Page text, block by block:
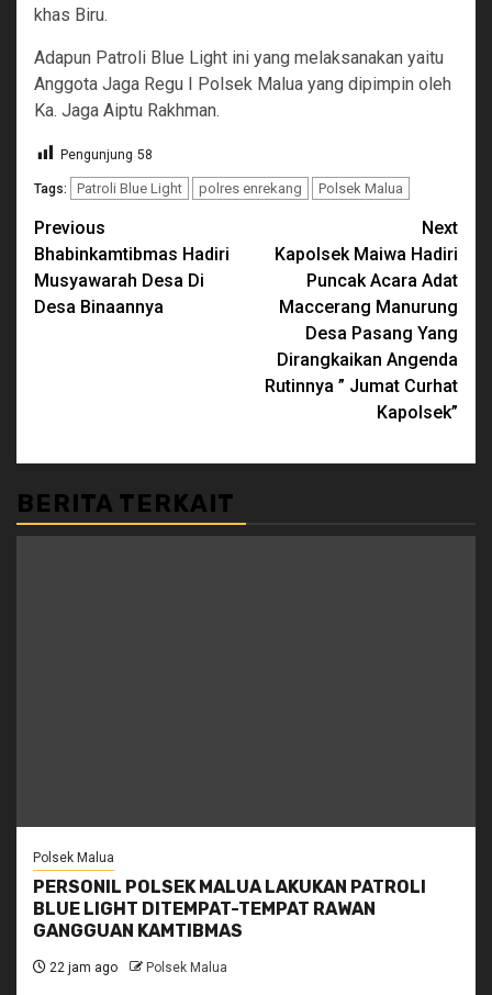
khas Biru.
Adapun Patroli Blue Light ini yang melaksanakan yaitu
Anggota Jaga Regu I Polsek Malua yang dipimpin oleh
Ka. Jaga Aiptu Rakhman.
Pengunjung 58
Tags: Patroli Blue Light polres enrekang Polsek Malua
Continue
Reading
Previous
Bhabinkamtibmas Hadiri
Musyawarah Desa Di
Desa Binaannya
Next
Kapolsek Maiwa Hadiri
Puncak Acara Adat
Maccerang Manurung
Desa Pasang Yang
Dirangkaikan Angenda
Rutinnya ” Jumat Curhat
Kapolsek”
BERITA TERKAIT
Polsek Malua
PERSONIL POLSEK MALUA LAKUKAN PATROLI
BLUE LIGHT DITEMPAT-TEMPAT RAWAN
GANGGUAN KAMTIBMAS
22 jam ago Polsek Malua